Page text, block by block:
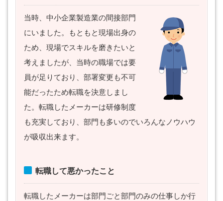
当時、中小企業製造業の間接部門
にいました。もともと現場出身の
ため、現場でスキルを磨きたいと
考えましたが、当時の職場では要
員が足りており、部署変更も不可
能だったため転職を決意しまし
た。転職したメーカーは研修制度
も充実しており、部門も多いのでいろんなノウハウ
が吸収出来ます。
転職して悪かったこと
転職したメーカーは部門ごと部門のみの仕事しか行